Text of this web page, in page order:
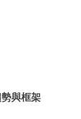
與框架